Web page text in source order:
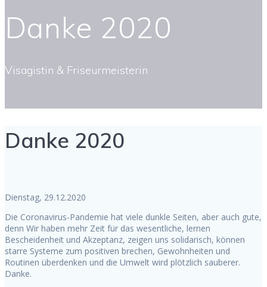
Danke 2020
Visagistin & Friseurmeisterin
Danke 2020
Dienstag, 29.12.2020
Die Coronavirus-Pandemie hat viele dunkle Seiten, aber auch gute,
denn Wir haben mehr Zeit für das wesentliche, lernen
Bescheidenheit und Akzeptanz, zeigen uns solidarisch, können
starre Systeme zum positiven brechen, Gewohnheiten und
Routinen überdenken und die Umwelt wird plötzlich sauberer.
Danke.